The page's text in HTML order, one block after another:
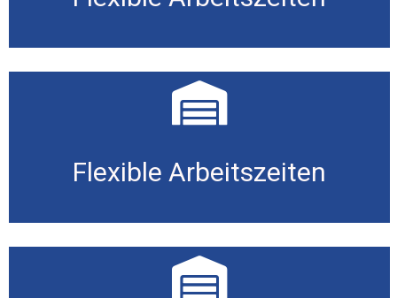
Flexible Arbeitszeiten